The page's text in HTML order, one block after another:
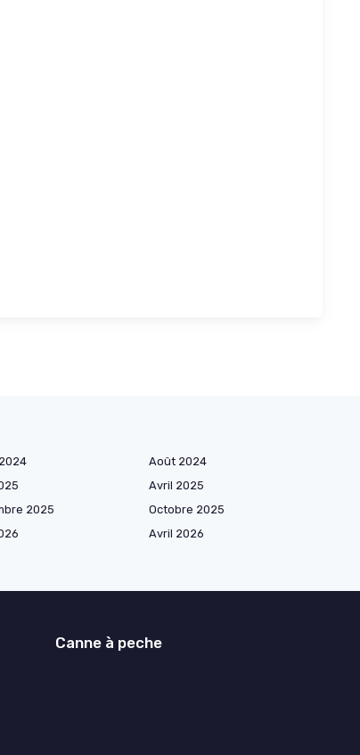
Août 2024
Avril 2025
2025
Octobre 2025
Avril 2026
Canne à peche